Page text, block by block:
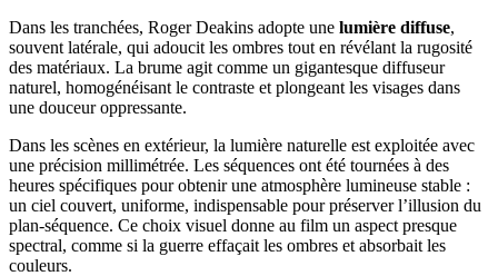
Dans les tranchées, Roger Deakins adopte une lumière diffuse,
souvent latérale, qui adoucit les ombres tout en révélant la rugosité
des matériaux. La brume agit comme un gigantesque diffuseur
naturel, homogénéisant le contraste et plongeant les visages dans
une douceur oppressante.
Dans les scènes en extérieur, la lumière naturelle est exploitée avec
une précision millimétrée. Les séquences ont été tournées à des
heures spécifiques pour obtenir une atmosphère lumineuse stable :
un ciel couvert, uniforme, indispensable pour préserver l’illusion du
plan-séquence. Ce choix visuel donne au film un aspect presque
spectral, comme si la guerre effaçait les ombres et absorbait les
couleurs.